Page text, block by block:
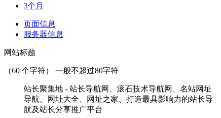
3个月
页面信息
服务器信息
网站标题
（60 个字符） 一般不超过80字符
站长聚集地 - 站长导航网、滚石技术导航网、名站网址
导航、网址大全、网址之家、打造最具影响力的站长导
航及站长分享推广平台